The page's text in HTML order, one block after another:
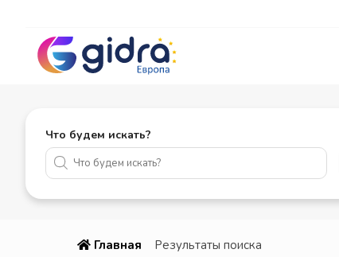
Что будем искать?
Главная Результаты поиска